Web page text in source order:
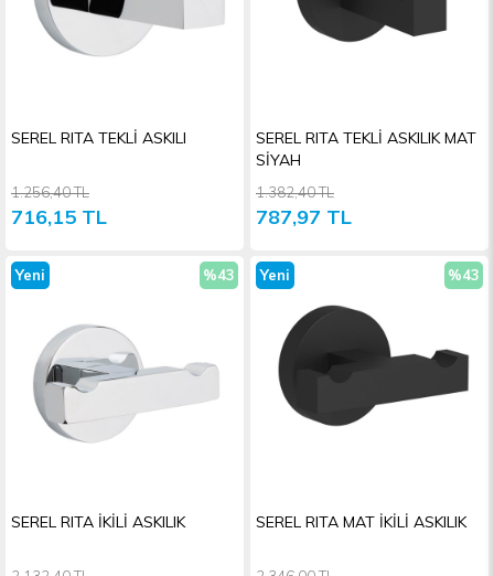
SEREL RITA TEKLİ ASKILI
716,15 TL
1.256,40 TL
SEREL RITA TEKLİ ASKILIK MAT
SİYAH
787,97 TL
1.382,40 TL
SEREL RITA İKİLİ ASKILIK
%43
Yeni
SEREL RITA MAT İKİLİ ASKILIK
%43
Yeni